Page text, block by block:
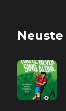
Neuste